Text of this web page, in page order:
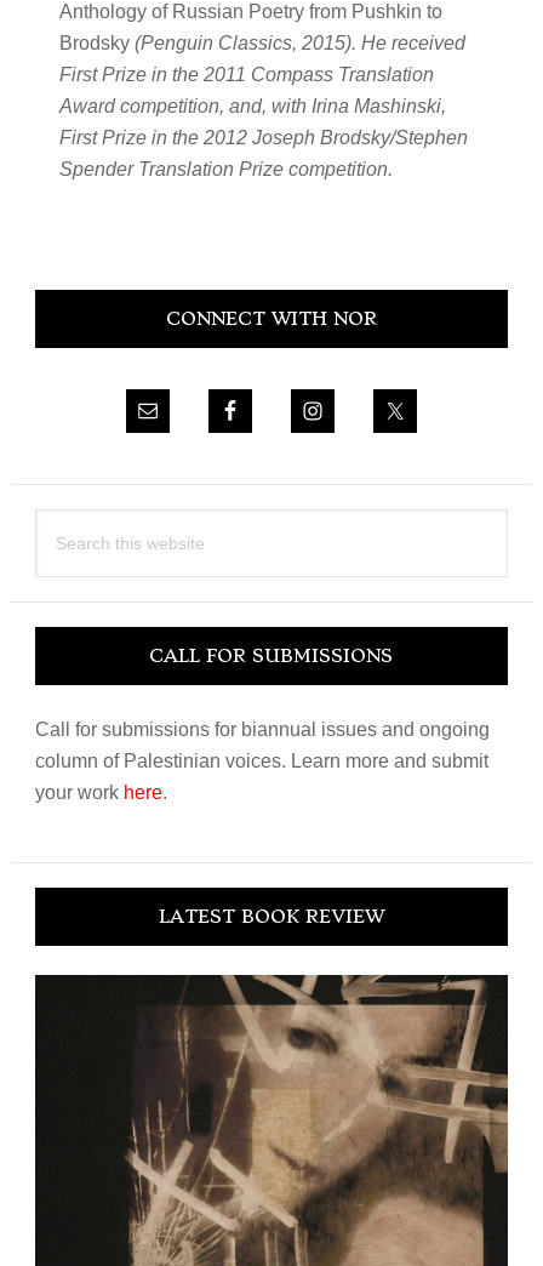
Anthology of Russian Poetry from Pushkin to
Brodsky(Penguin Classics, 2015). He received
First Prize in the 2011 Compass Translation
Award competition, and, with Irina Mashinski,
First Prize in the 2012 Joseph Brodsky/Stephen
Spender Translation Prize competition.
Primary
CONNECT WITH NOR
this
CALL FOR SUBMISSIONS
Call for submissions for biannual issues and ongoing
column of Palestinian voices. Learn more and submit
your work here.
LATEST BOOK REVIEW